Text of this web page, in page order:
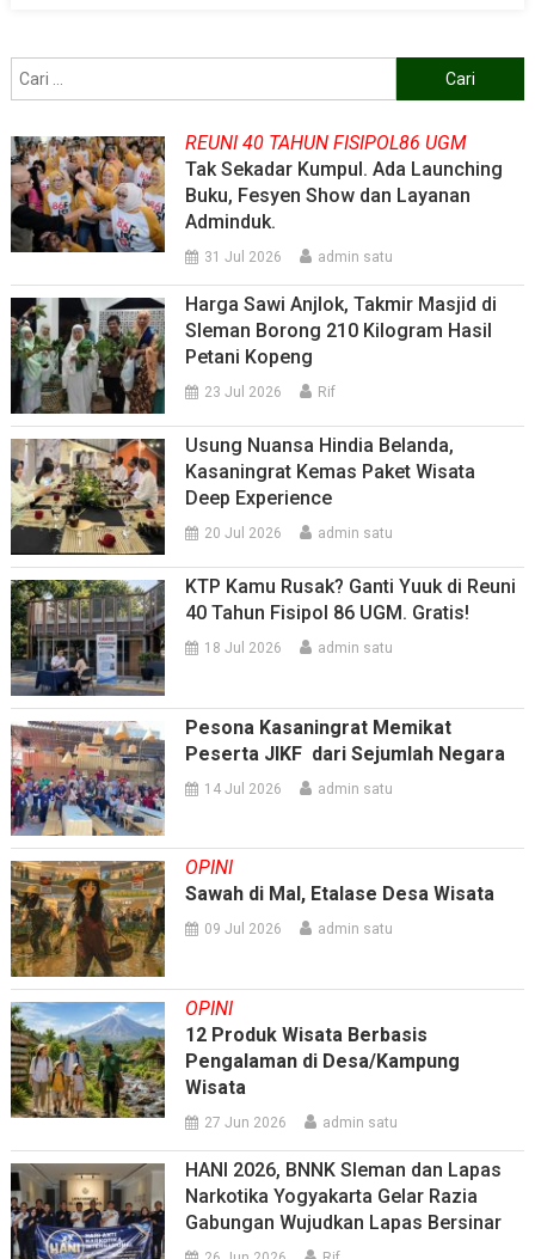
untuk:
REUNI 40 TAHUN FISIPOL86 UGM
Tak Sekadar Kumpul. Ada Launching
Buku, Fesyen Show dan Layanan
Adminduk.
31 Jul 2026 admin satu
Harga Sawi Anjlok, Takmir Masjid di
Sleman Borong 210 Kilogram Hasil
Petani Kopeng
23 Jul 2026 Rif
Usung Nuansa Hindia Belanda,
Kasaningrat Kemas Paket Wisata
Deep Experience
20 Jul 2026 admin satu
KTP Kamu Rusak? Ganti Yuuk di Reuni
40 Tahun Fisipol 86 UGM. Gratis!
18 Jul 2026 admin satu
Pesona Kasaningrat Memikat
Peserta JIKF dari Sejumlah Negara
14 Jul 2026 admin satu
OPINI
Sawah di Mal, Etalase Desa Wisata
09 Jul 2026 admin satu
OPINI
12 Produk Wisata Berbasis
Pengalaman di Desa/Kampung
Wisata
27 Jun 2026 admin satu
HANI 2026, BNNK Sleman dan Lapas
Narkotika Yogyakarta Gelar Razia
Gabungan Wujudkan Lapas Bersinar